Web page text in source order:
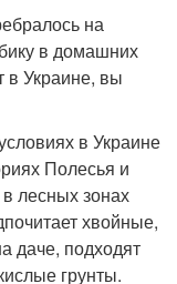
на
в домашних
в Украине, вы
в Украине
Полесья и
лесных зонах
хвойные,
даче, подходят
грунты.